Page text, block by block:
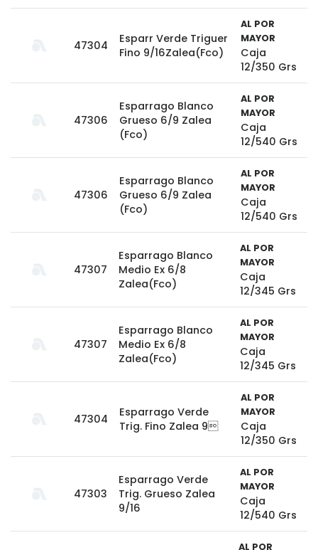
47304
Esparr Verde Triguer
Fino 9/16Zalea(Fco)
AL POR
MAYOR
Caja
12/350 Grs
47306
Esparrago Blanco
Grueso 6/9 Zalea
(Fco)
AL POR
MAYOR
Caja
12/540 Grs
47306
Esparrago Blanco
Grueso 6/9 Zalea
(Fco)
AL POR
MAYOR
Caja
12/540 Grs
47307
Esparrago Blanco
Medio Ex 6/8
Zalea(Fco)
AL POR
MAYOR
Caja
12/345 Grs
47307
Esparrago Blanco
Medio Ex 6/8
Zalea(Fco)
AL POR
MAYOR
Caja
12/345 Grs
47304
Esparrago Verde
Trig. Fino Zalea 9
AL POR
MAYOR
Caja
12/350 Grs
47303
Esparrago Verde
Trig. Grueso Zalea
9/16
AL POR
MAYOR
Caja
12/540 Grs
AL POR